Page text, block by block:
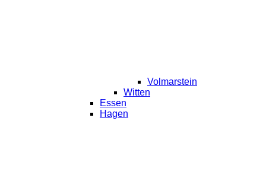
Volmarstein
Witten
Essen
Hagen